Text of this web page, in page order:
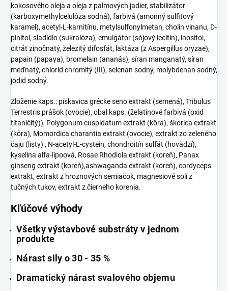
kokosového oleja a oleja z palmových jadier, stabilizátor
(karboxymethylcelulóza sodná), farbivá (amonný sulfitový
karamel), acetyl-L-karnitínu, metylsulfonylmetan, cholin vinanu, D-
pinitol, sladidlo (sukralóza), emulgátor (sójový lecitín), inositol,
citrát zinočnatý, železitý difosfát, laktáza (z Aspergillus oryzae),
papain (papaya), bromelain (ananás), síran manganatý, síran
meďnatý, chlorid chromitý (III), selenan sodný, molybdenan sodný,
jodid sodný.
Zloženie kaps.: pískavica grécke seno extrakt (semená), Tribulus
Terrestris prášok (ovocie), obal kaps. (želatinové farbivá (oxid
titaničitý)), Polygonum cuspidatum extrakt (kôra), škorica extrakt
(kôra), Momordica charantia extrakt (ovocie), extrakt zo zeleného
čaju (listy) , N-acetyl-L-cystein, chondroitín sulfát (hovädzí),
kyselina alfa-lipoová, Rosae Rhodiola extrakt (koreň), Panax
ginseng extrakt (koreň),ashwaganda extrakt (koreň), cordyceps
extrakt, extrakt z hroznových semiačok, magnesiové soli z
tučných tukov, extrakt z čierneho korenia.
Kľúčové výhody
Všetky výstavbové substráty v jednom
produkte
Nárast sily o 30 - 35 %
Dramatický nárast svalového objemu